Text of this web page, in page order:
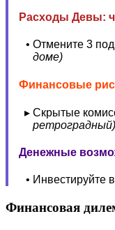
Расходы Девы:
Отмените 3
доме)
Финансовые
Скрытые
ретроградный)
Денежные
Инвестируйте
Финансовая